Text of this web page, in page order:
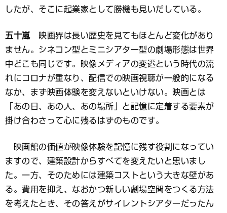
したが、そこに起業家として勝機も見いだしている。
五十嵐映画界は長い歴史を見てもほとんど変化があり
ません。シネコン型とミニシアター型の劇場形態は世界
中どこも同じです。映像メディアの変遷という時代の流
れにコロナが重なり、配信での映画視聴が一般的になる
なか、まず映画体験を変えないといけない。映画とは
「あの日、あの人、あの場所」と記憶に定着する要素が
掛け合わさって心に残るはずのものです。
映画館の価値が映像体験を記憶に残す役割になってい
ますので、建築設計からすべてを変えたいと思いまし
た。一方、そのためには建築コストという大きな壁があ
る。費用を抑え、なおかつ新しい劇場空間をつくる方法
を考えたとき、その答えがサイレントシアターだったん